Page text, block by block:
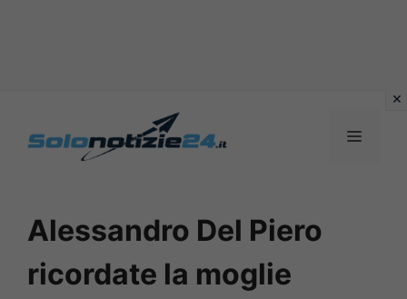
MENU
Alessandro Del Piero
ricordate la moglie